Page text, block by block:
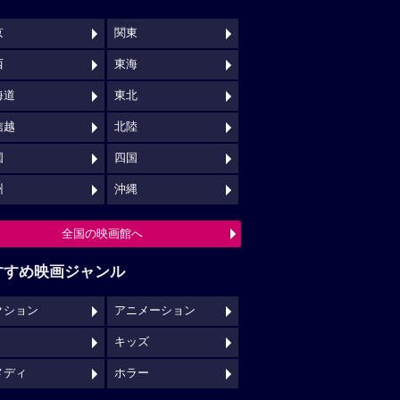
関東
東海
道 東北
越 北陸
四国
沖縄
全国の映画館へ
すめ映画ジャンル
ション アニメーション
キッズ
ディ ホラー